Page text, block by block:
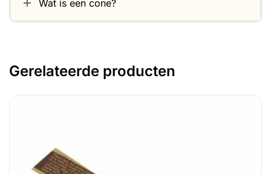
Wat is een cone?
Gerelateerde producten